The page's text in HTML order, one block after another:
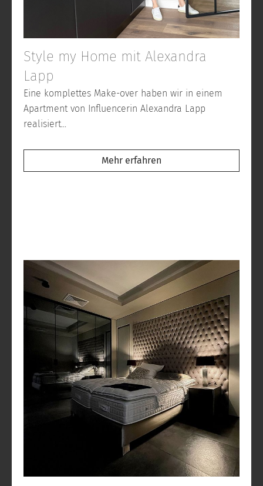
Style my Home mit Alexandra
Lapp
Eine komplettes Make-over haben wir in einem
Apartment von Influencerin Alexandra Lapp
realisiert...
Mehr erfahren